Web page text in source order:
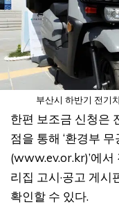
부산시 하반기 전기
한편 보조금 신청은
점을 통해 ‘환경부
(www.ev.or.kr)’에
리집 고시·공고 게
확인할 수 있다.